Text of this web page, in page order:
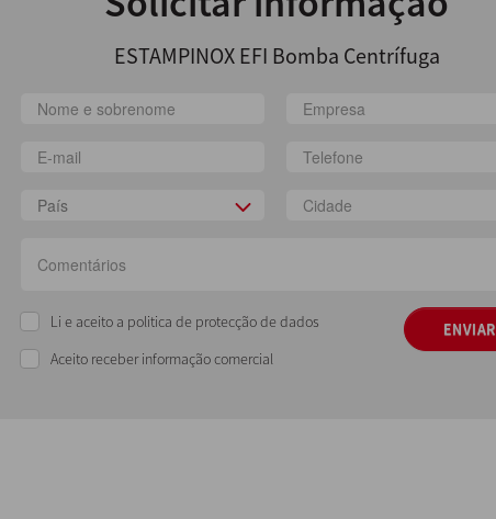
ESTAMPINOX EFI Bomba Centrífuga
País
Li e aceito a politica de protecção de dados
Aceito receber informação comercial
ENVIAR